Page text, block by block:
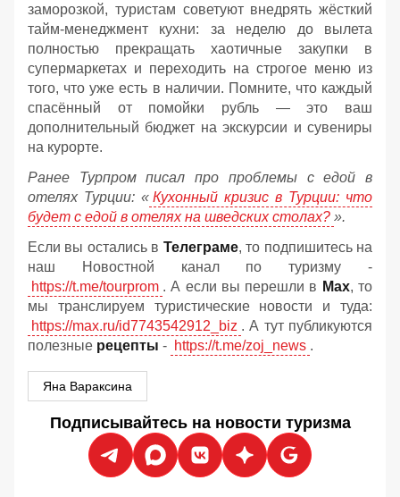
заморозкой, туристам советуют внедрять жёсткий
тайм-менеджмент кухни: за неделю до вылета
полностью прекращать хаотичные закупки в
супермаркетах и переходить на строгое меню из
того, что уже есть в наличии. Помните, что каждый
спасённый от помойки рубль — это ваш
дополнительный бюджет на экскурсии и сувениры
на курорте.
Ранее Турпром писал про проблемы с едой в
отелях Турции: « Кухонный кризис в Турции: что
будет с едой в отелях на шведских столах? ».
Если вы остались в Телеграме, то подпишитесь на
наш Новостной канал по туризму -
https://t.me/tourprom . А если вы перешли в Мах, то
мы транслируем туристические новости и туда:
https://max.ru/id7743542912_biz . А тут публикуются
полезные рецепты - https://t.me/zoj_news .
Яна Вараксина
Подписывайтесь на новости туризма